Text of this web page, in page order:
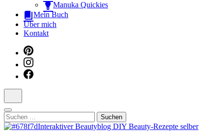
Manuka Quickies
Mein Buch
Über mich
Kontakt
Suchen
nach: